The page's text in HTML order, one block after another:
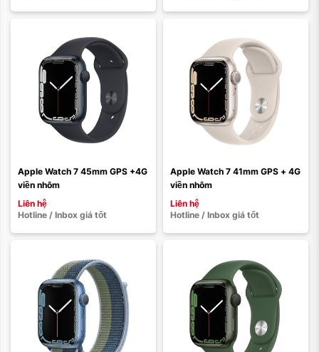
Apple Watch 7 45mm GPS +4G
viền nhôm
Liên hệ
Hotline / Inbox giá tốt
Apple Watch 7 41mm GPS + 4G
viền nhôm
Liên hệ
Hotline / Inbox giá tốt
Màu sắc:
Loại dây:
Dây daDây vải
Màu sắc:
Loại dây:
Dây daDây thép